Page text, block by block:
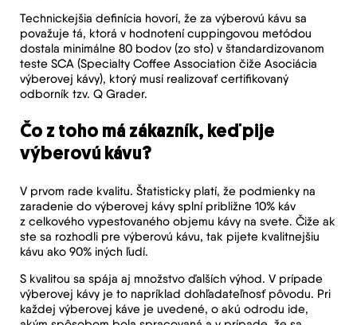
Technickejšia definícia hovorí, že za výberovú kávu sa
považuje tá, ktorá v hodnotení cuppingovou metódou
dostala minimálne 80 bodov (zo sto) v štandardizovanom
teste SCA (Specialty Coffee Association čiže Asociácia
výberovej kávy), ktorý musí realizovať certifikovaný
odborník tzv. Q Grader.
Čo z toho má zákazník, keď pije
výberovú kávu?
V prvom rade kvalitu. Štatisticky platí, že podmienky na
zaradenie do výberovej kávy splní približne 10% káv
z celkového vypestovaného objemu kávy na svete. Čiže ak
ste sa rozhodli pre výberovú kávu, tak pijete kvalitnejšiu
kávu ako 90% iných ľudí.
S kvalitou sa spája aj množstvo ďalších výhod. V prípade
výberovej kávy je to napríklad dohľadateľnosť pôvodu. Pri
každej výberovej káve je uvedené, o akú odrodu ide,